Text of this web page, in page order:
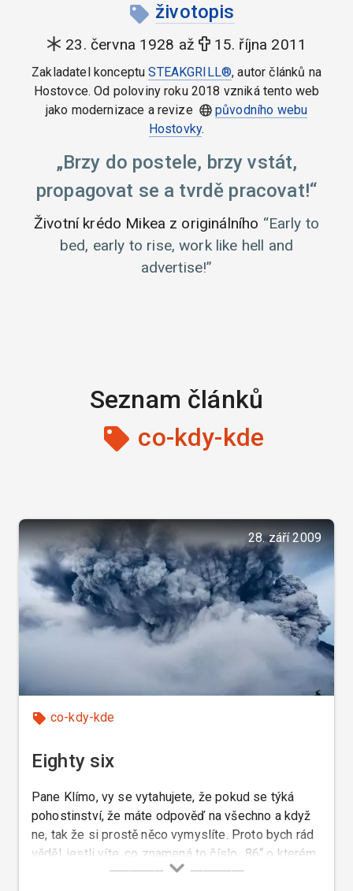
životopis
23. června 1928 až 15. října 2011
Zakladatel konceptuSTEAKGRILL®, autor článků na
Hostovce. Od poloviny roku 2018 vzniká tento web
jako modernizace a revize
původního webu
Hostovky.
Brzy do postele, brzy vstát,
propagovat se a tvrdě pracovat!
Životní krédo Mikea z originálního Early to
bed, early to rise, work like hell and
advertise!
Seznam článků
co-kdy-kde
28. září 2009
co-kdy-kde
Eighty six
Pane Klímo, vy se vytahujete, že pokud se týká
pohostinství, že máte odpověď na všechno a když
ne, tak že si prostě něco vymyslíte. Proto bych rád
věděl, jestli víte, co znamená to číslo „86“ o kterém
se v jednom svém pořadu „Ano šéfe“ zmínil pan